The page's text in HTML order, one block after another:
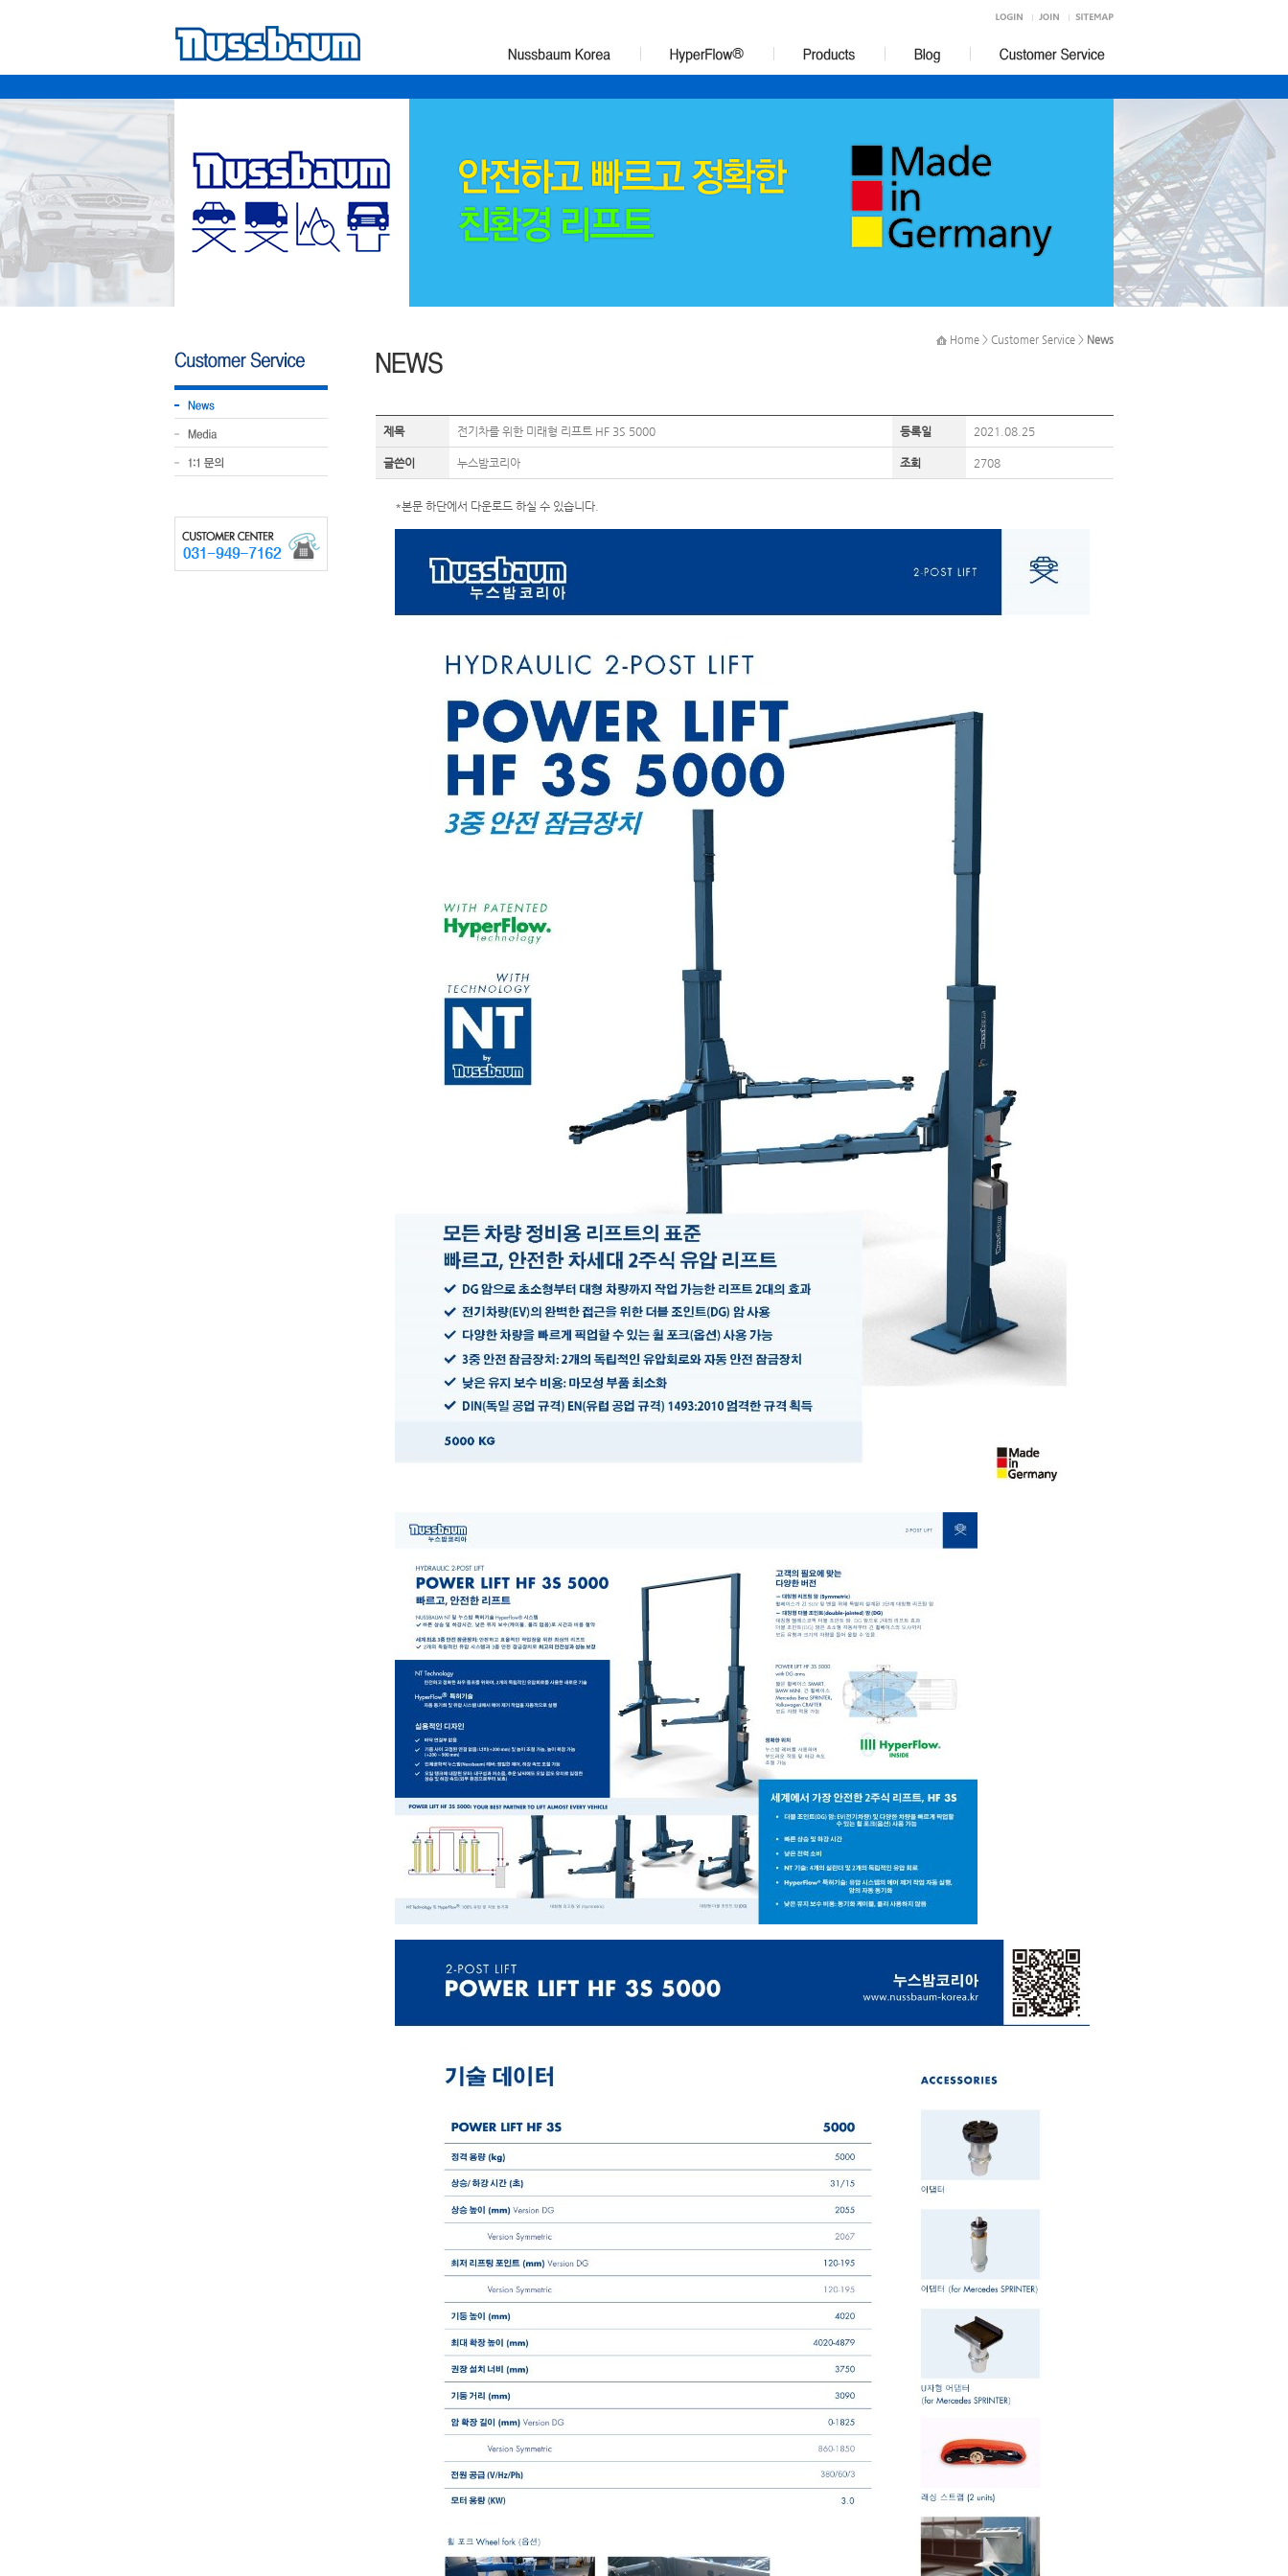
Home > Customer Service > News
제목 전기차를 위한 미래형 리프트 HF 3S 5000 등록일 2021.08.25
글쓴이 누스밤코리아 조회 2708
*본문 하단에서 다운로드 하실 수 있습니다.